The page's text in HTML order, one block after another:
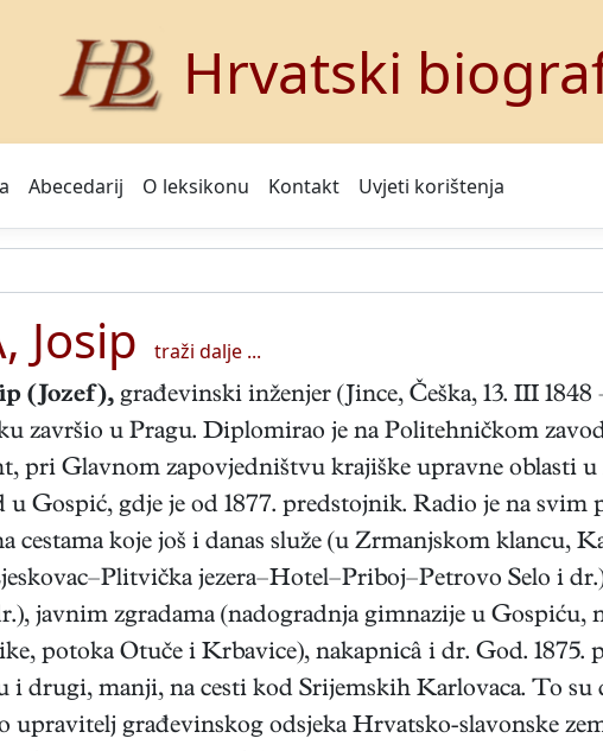
Hrvatski
Abecedarij O leksikonu Kontakt Uvjeti korištenja
Josip traži dalje ...
(Jozef), građevinski inženjer (Jince, Češka, 13. III
završio u Pragu. Diplomirao je na Politehničkom
pri Glavnom zapovjedništvu krajiške upravne oblasti u
u Gospić, gdje je od 1877. predstojnik. Radio je na
cestama koje još i danas služe (u Zrmanjskom klancu,
jezera–Hotel–Priboj–Petrovo Selo i
javnim zgradama (nadogradnja gimnazije u Gospiću,
potoka Otuče i Krbavice), nakapnicâ i dr. God. 1875.
drugi, manji, na cesti kod Srijemskih Karlovaca. To su
upravitelj građevinskog odsjeka Hrvatsko-slavonske